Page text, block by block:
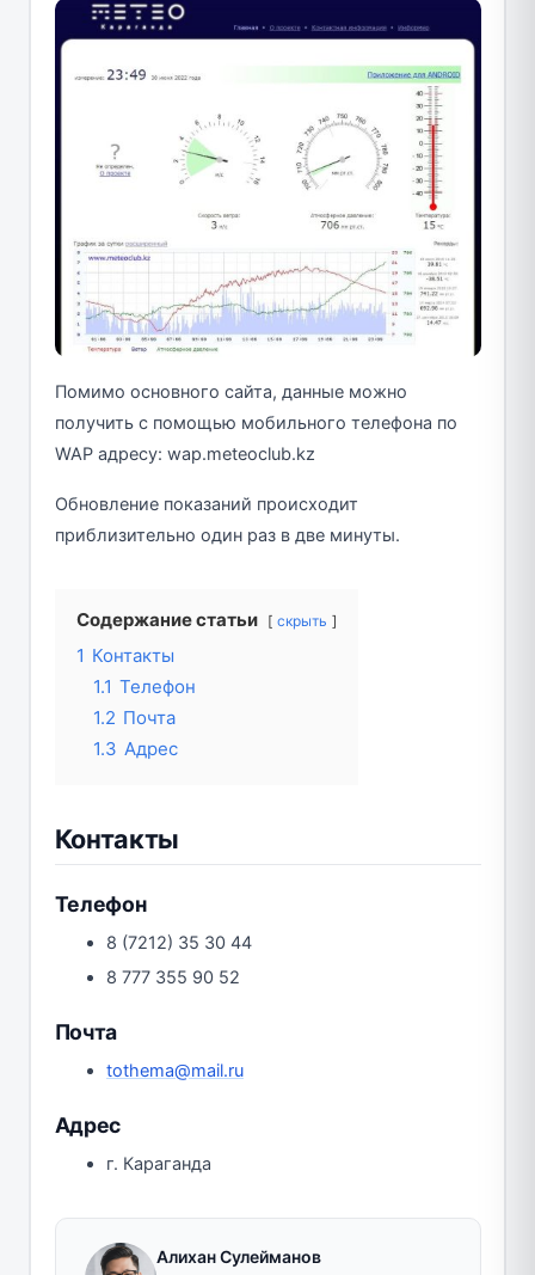
Помимо основного сайта, данные можно
получить с помощью мобильного телефона по
WAP адресу: wap.meteoclub.kz
Обновление показаний происходит
приблизительно один раз в две минуты.
Содержание статьи скрыть
1 Контакты
1.1 Телефон
1.2 Почта
1.3 Адрес
Контакты
Телефон
8 (7212) 35 30 44
8 777 355 90 52
Почта
tothema@mail.ru
Адрес
г. Караганда
Алихан Сулейманов